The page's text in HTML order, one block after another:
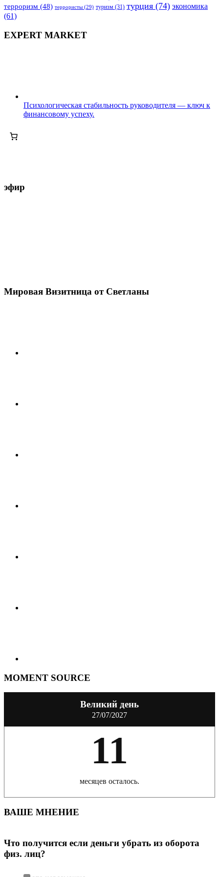
терроризм (48) террористы (29) туризм (31) турция (74) экономика
(61)
EXPERT MARKET
Психологическая стабильность руководителя — ключ к
финансовому успеху.
эфир
Мировая Визитница от Светланы
MOMENT SOURCE
Великий день
27/07/2027
11
месяцев осталось.
ВАШЕ МНЕНИЕ
Что получится если деньги убрать из оборота
физ. лиц?